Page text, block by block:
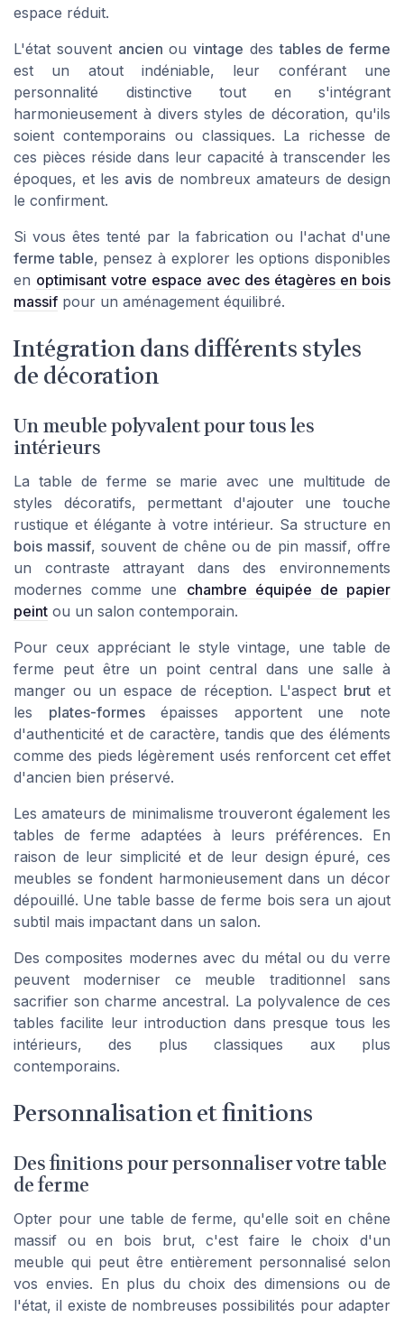
espace réduit.
L'état souvent ancien ou vintage destables de ferme
est un atout indéniable, leur conférant une
personnalité distinctive tout en s'intégrant
harmonieusement à divers styles de décoration, qu'ils
soient contemporains ou classiques. La richesse de
ces pièces réside dans leur capacité à transcender les
époques, et les avis de nombreux amateurs de design
le confirment.
Si vous êtes tenté par la fabrication ou l'achat d'une
ferme table, pensez à explorer les options disponibles
en optimisant votre espace avec des étagères en bois
massif pour un aménagement équilibré.
Intégration dans différents styles
de décoration
Un meuble polyvalent pour tous les
intérieurs
La table de ferme se marie avec une multitude de
styles décoratifs, permettant d'ajouter une touche
rustique et élégante à votre intérieur. Sa structure en
bois massif, souvent de chêne ou de pin massif, offre
un contraste attrayant dans des environnements
modernes comme une chambre équipée de papier
peint ou un salon contemporain.
Pour ceux appréciant le stylevintage, une table de
ferme peut être un point central dans une salle à
manger ou unespace de réception. L'aspect brutet
les plates-formesépaisses apportent une note
d'authenticité et de caractère, tandis que des éléments
comme des pieds légèrement usés renforcent cet effet
d'ancien bien préservé.
Les amateurs de minimalisme trouveront également les
tables de ferme adaptées à leurs préférences. En
raison de leur simplicité et de leur design épuré, ces
meubles se fondent harmonieusement dans un décor
dépouillé. Une table basse deferme bois sera un ajout
subtil mais impactant dans un salon.
Des composites modernes avec du métal ou du verre
peuvent moderniser ce meuble traditionnel sans
sacrifier son charme ancestral. La polyvalence de ces
tables facilite leur introduction dans presque tous les
intérieurs, des plus classiques aux plus
contemporains.
Personnalisation et finitions
Des finitions pour personnaliser votre table
de ferme
Opter pour une table de ferme, qu'elle soit en chêne
massif ou en bois brut, c'est faire le choix d'un
meuble qui peut être entièrement personnalisé selon
vos envies. En plus du choix des dimensions ou de
l'état, il existe de nombreuses possibilités pour adapter